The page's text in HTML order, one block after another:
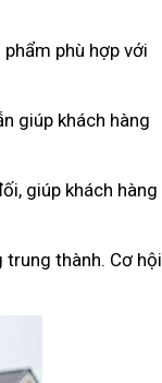
phù hợp với
giúp khách hàng
giúp khách hàng
trung thành. Cơ hội